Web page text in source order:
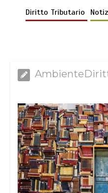
Diritto Tributario